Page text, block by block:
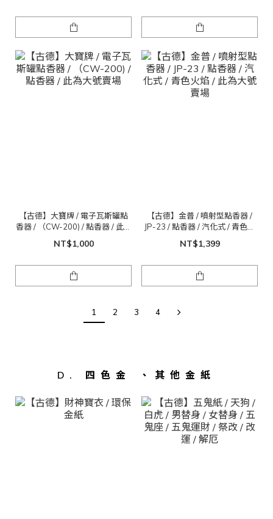
【古德】大寶牌 / 電子瓦斯罐點
香器 / （CW-200) / 點香器 / 此為
大號賣場
NT$1,000
【古德】金普 / 噴射型點香器 /
JP-23 / 點香器 / 汽化式 / 青色火
焰 / 此為大號賣場
NT$1,399
1 2 3 4
D. 四色金 、其他金紙